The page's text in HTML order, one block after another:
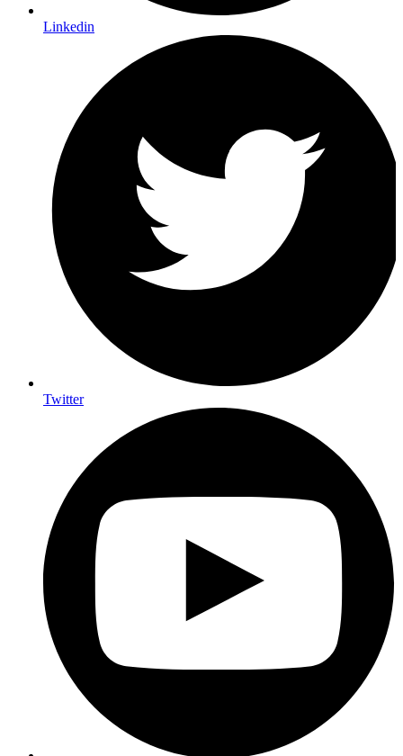
Linkedin
Twitter